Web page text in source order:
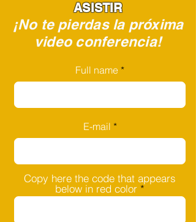
ASISTIR
¡No te pierdas la próxima
video conferencia!
Full name
E-mail
Copy here the code that appears
below in red color